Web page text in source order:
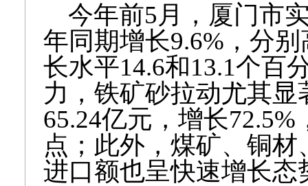
今年前5 月，厦门市
年同期增长9.6% ，分
长水平14.6和13.1个百
力，铁矿砂拉动尤其显
65.24亿元，增长72.5%
点；此外，煤矿、铜
进口额也呈快速增长态